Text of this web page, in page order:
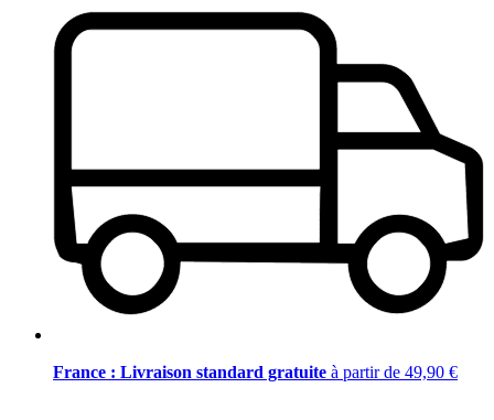
France : Livraison standard gratuite à partir de 49,90 €